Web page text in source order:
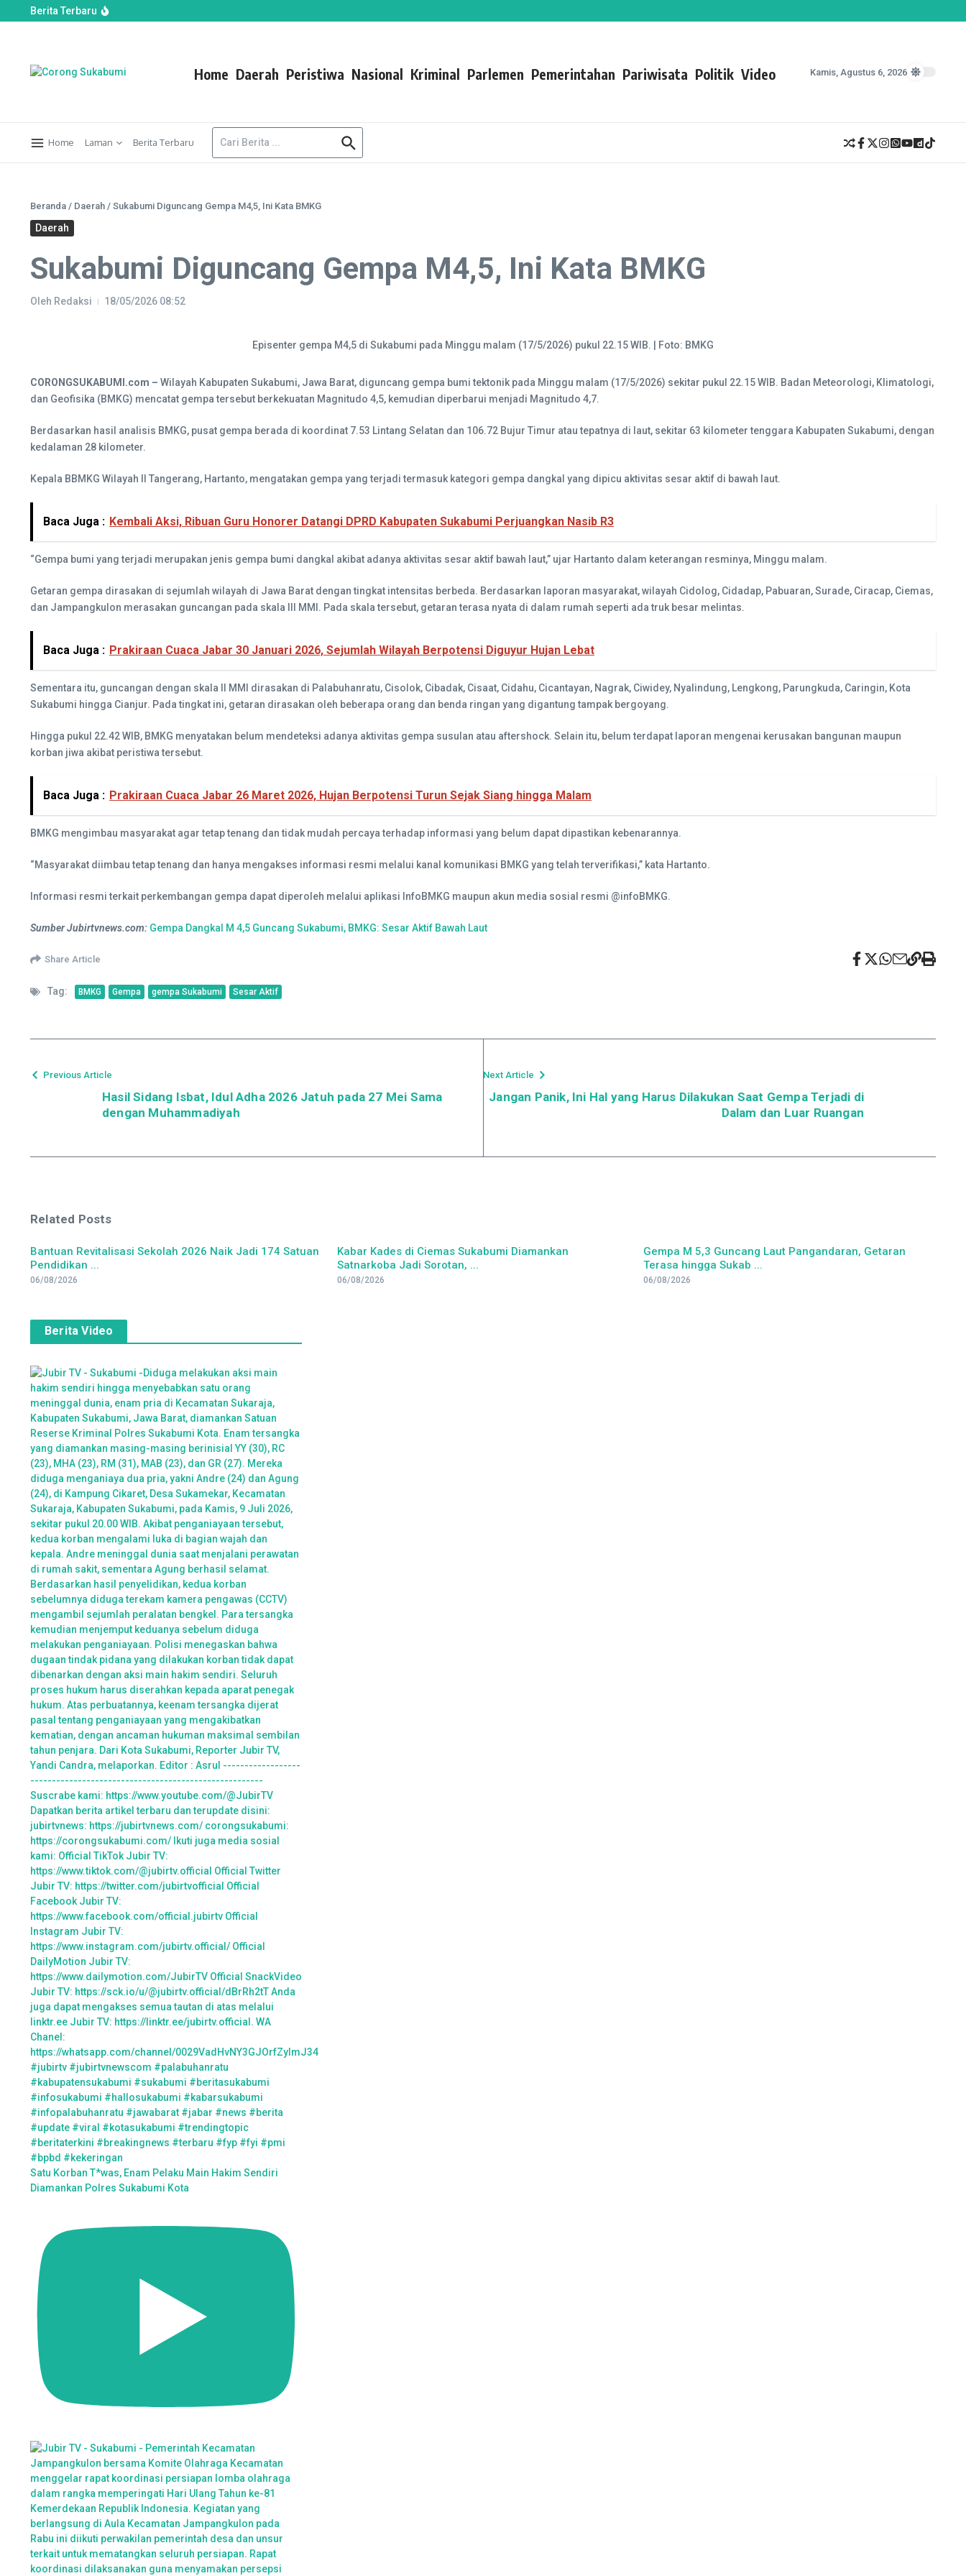
Berita Terbaru
Persib vs Persebaya di Final Piala Presiden 2026: Adu Taktik dan Ketahanan Fisik
Home Daerah Peristiwa Nasional Kriminal Parlemen Pemerintahan Pariwisata Politik Video Kamis, Agustus 6, 2026
Home Laman Berita Terbaru
Beranda / Daerah / Sukabumi Diguncang Gempa M4,5, Ini Kata BMKG
Daerah
Sukabumi Diguncang Gempa M4,5, Ini Kata BMKG
Oleh Redaksi 18/05/2026 08:52
Episenter gempa M4,5 di Sukabumi pada Minggu malam (17/5/2026) pukul 22.15 WIB. | Foto: BMKG
CORONGSUKABUMI.com – Wilayah Kabupaten Sukabumi, Jawa Barat, diguncang gempa bumi tektonik pada Minggu malam (17/5/2026) sekitar pukul 22.15 WIB. Badan Meteorologi, Klimatologi,
dan Geofisika (BMKG) mencatat gempa tersebut berkekuatan Magnitudo 4,5, kemudian diperbarui menjadi Magnitudo 4,7.
Berdasarkan hasil analisis BMKG, pusat gempa berada di koordinat 7.53 Lintang Selatan dan 106.72 Bujur Timur atau tepatnya di laut, sekitar 63 kilometer tenggara Kabupaten Sukabumi, dengan
kedalaman 28 kilometer.
Kepala BBMKG Wilayah II Tangerang, Hartanto, mengatakan gempa yang terjadi termasuk kategori gempa dangkal yang dipicu aktivitas sesar aktif di bawah laut.
Baca Juga : Kembali Aksi, Ribuan Guru Honorer Datangi DPRD Kabupaten Sukabumi Perjuangkan Nasib R3
“Gempa bumi yang terjadi merupakan jenis gempa bumi dangkal akibat adanya aktivitas sesar aktif bawah laut,” ujar Hartanto dalam keterangan resminya, Minggu malam.
Getaran gempa dirasakan di sejumlah wilayah di Jawa Barat dengan tingkat intensitas berbeda. Berdasarkan laporan masyarakat, wilayah Cidolog, Cidadap, Pabuaran, Surade, Ciracap, Ciemas,
dan Jampangkulon merasakan guncangan pada skala III MMI. Pada skala tersebut, getaran terasa nyata di dalam rumah seperti ada truk besar melintas.
Baca Juga : Prakiraan Cuaca Jabar 30 Januari 2026, Sejumlah Wilayah Berpotensi Diguyur Hujan Lebat
Sementara itu, guncangan dengan skala II MMI dirasakan di Palabuhanratu, Cisolok, Cibadak, Cisaat, Cidahu, Cicantayan, Nagrak, Ciwidey, Nyalindung, Lengkong, Parungkuda, Caringin, Kota
Sukabumi hingga Cianjur. Pada tingkat ini, getaran dirasakan oleh beberapa orang dan benda ringan yang digantung tampak bergoyang.
Hingga pukul 22.42 WIB, BMKG menyatakan belum mendeteksi adanya aktivitas gempa susulan atau aftershock. Selain itu, belum terdapat laporan mengenai kerusakan bangunan maupun
korban jiwa akibat peristiwa tersebut.
Baca Juga : Prakiraan Cuaca Jabar 26 Maret 2026, Hujan Berpotensi Turun Sejak Siang hingga Malam
BMKG mengimbau masyarakat agar tetap tenang dan tidak mudah percaya terhadap informasi yang belum dapat dipastikan kebenarannya.
“Masyarakat diimbau tetap tenang dan hanya mengakses informasi resmi melalui kanal komunikasi BMKG yang telah terverifikasi,” kata Hartanto.
Informasi resmi terkait perkembangan gempa dapat diperoleh melalui aplikasi InfoBMKG maupun akun media sosial resmi @infoBMKG.
Sumber Jubirtvnews.com: Gempa Dangkal M 4,5 Guncang Sukabumi, BMKG: Sesar Aktif Bawah Laut
Share Article
Tag: BMKG Gempa gempa Sukabumi Sesar Aktif
Previous Article
Hasil Sidang Isbat, Idul Adha 2026 Jatuh pada 27 Mei Sama
dengan Muhammadiyah
Next Article
Jangan Panik, Ini Hal yang Harus Dilakukan Saat Gempa Terjadi di
Dalam dan Luar Ruangan
Related Posts
Bantuan Revitalisasi Sekolah 2026 Naik Jadi 174 Satuan
Pendidikan ...
06/08/2026
Kabar Kades di Ciemas Sukabumi Diamankan
Satnarkoba Jadi Sorotan, ...
06/08/2026
Gempa M 5,3 Guncang Laut Pangandaran, Getaran
Terasa hingga Sukab ...
06/08/2026
Berita Video
Satu Korban T*was, Enam Pelaku Main Hakim Sendiri
Diamankan Polres Sukabumi Kota